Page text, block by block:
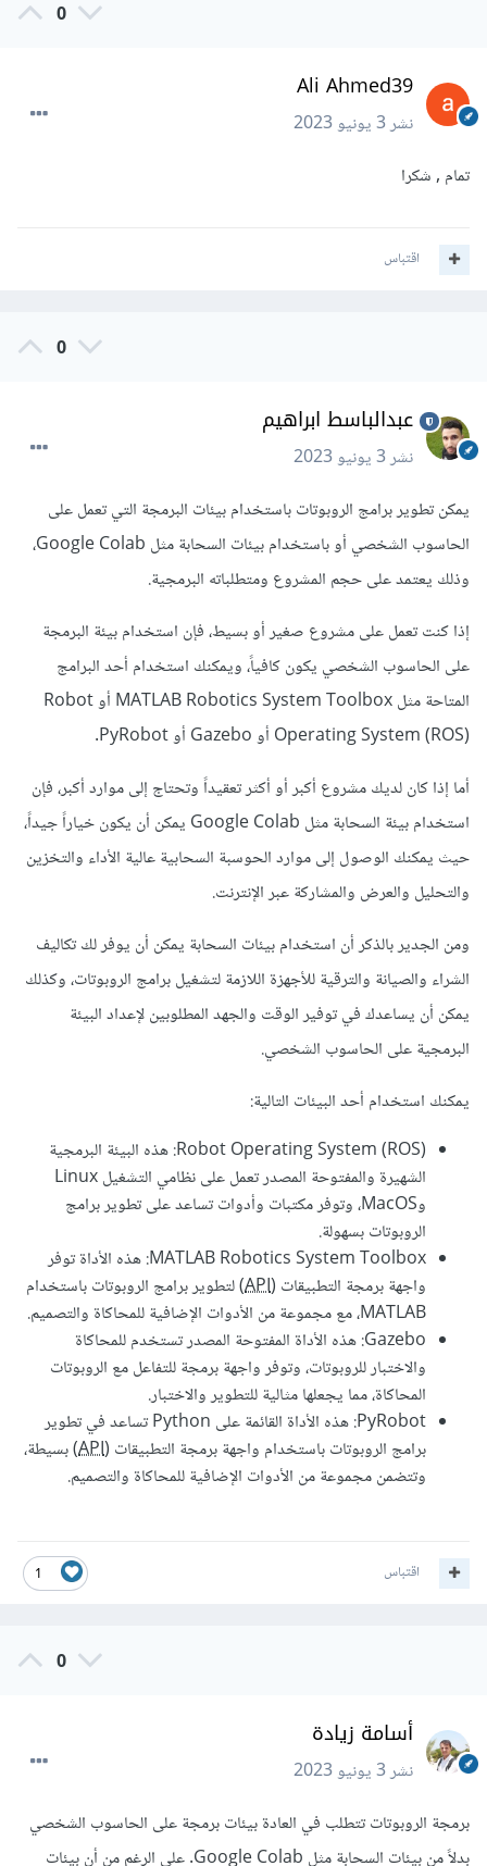
0
Ali Ahmed39
نشر3 يونيو 2023
تمام , شكرا
اقتباس
0
عبدالباسط ابراهيم
نشر3 يونيو 2023
يمكن تطوير برامج الروبوتات باستخدام بيئات البرمجة التي تعمل على
الحاسوب الشخصي أو باستخدام بيئات السحابة مثل Google Colab،
وذلك يعتمد على حجم المشروع ومتطلباته البرمجية.
إذا كنت تعمل على مشروع صغير أو بسيط، فإن استخدام بيئة البرمجة
على الحاسوب الشخصي يكون كافياً، ويمكنك استخدام أحد البرامج
المتاحة مثل MATLAB Robotics System Toolbox أو Robot
Operating System (ROS) أو Gazebo أو PyRobot.
أما إذا كان لديك مشروع أكبر أو أكثر تعقيداً وتحتاج إلى موارد أكبر، فإن
استخدام بيئة السحابة مثل Google Colab يمكن أن يكون خياراً جيداً،
حيث يمكنك الوصول إلى موارد الحوسبة السحابية عالية الأداء والتخزين
والتحليل والعرض والمشاركة عبر الإنترنت.
ومن الجدير بالذكر أن استخدام بيئات السحابة يمكن أن يوفر لك تكاليف
الشراء والصيانة والترقية للأجهزة اللازمة لتشغيل برامج الروبوتات، وكذلك
يمكن أن يساعدك في توفير الوقت والجهد المطلوبين لإعداد البيئة
البرمجية على الحاسوب الشخصي.
يمكنك استخدام أحد البيئات التالية:
Robot Operating System (ROS): هذه البيئة البرمجية
الشهيرة والمفتوحة المصدر تعمل على نظامي التشغيل Linux
وMacOS، وتوفر مكتبات وأدوات تساعد على تطوير برامج
الروبوتات بسهولة.
MATLAB Robotics System Toolbox: هذه الأداة توفر
واجهة برمجة التطبيقات ( API) لتطوير برامج الروبوتات باستخدام
MATLAB، مع مجموعة من الأدوات الإضافية للمحاكاة والتصميم.
Gazebo: هذه الأداة المفتوحة المصدر تستخدم للمحاكاة
والاختبار للروبوتات، وتوفر واجهة برمجة للتفاعل مع الروبوتات
المحاكاة، مما يجعلها مثالية للتطوير والاختبار.
PyRobot: هذه الأداة القائمة على Python تساعد في تطوير
برامج الروبوتات باستخدام واجهة برمجة التطبيقات ( API) بسيطة،
وتتضمن مجموعة من الأدوات الإضافية للمحاكاة والتصميم.
1 اقتباس
0
أسامة زيادة
نشر3 يونيو 2023
برمجة الروبوتات تتطلب في العادة بيئات برمجة على الحاسوب الشخصي
بدلاً من بيئات السحابة مثل Google Colab. على الرغم من أن بيئات